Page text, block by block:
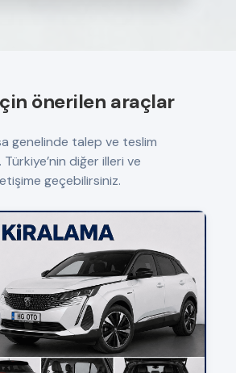
önerilen araçlar
genelinde talep ve teslim
diğer illeri ve
geçebilirsiniz.